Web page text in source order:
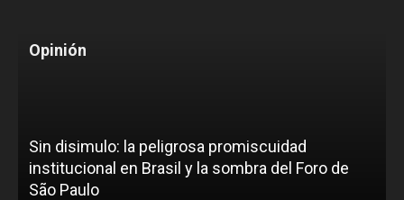
Opinión
Sin disimulo: la peligrosa promiscuidad
institucional en Brasil y la sombra del Foro de
São Paulo